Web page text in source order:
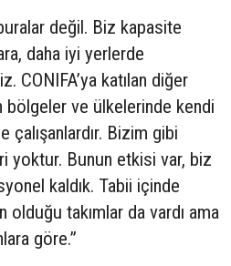
değil. Biz kapasite
daha iyi yerlerde
CONIFA’ya katılan diğer
bölgeler ve ülkelerinde kendi
Bizim gibi
yoktur. Bunun etkisi var, biz
kaldık. Tabii içinde
takımlar da vardı ama
göre.”